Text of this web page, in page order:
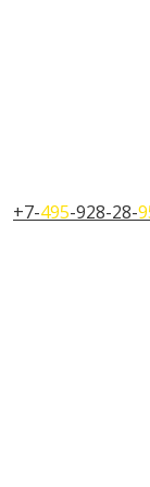
+7-495-928-28-